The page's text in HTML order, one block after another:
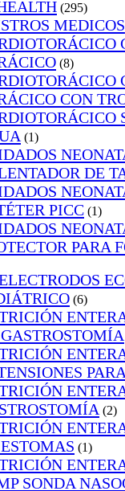
(295)
MEDICOS
(8)
CON
(1)
DE
PICC (1)
PARA
(6)
(2)
(1)
SONDA